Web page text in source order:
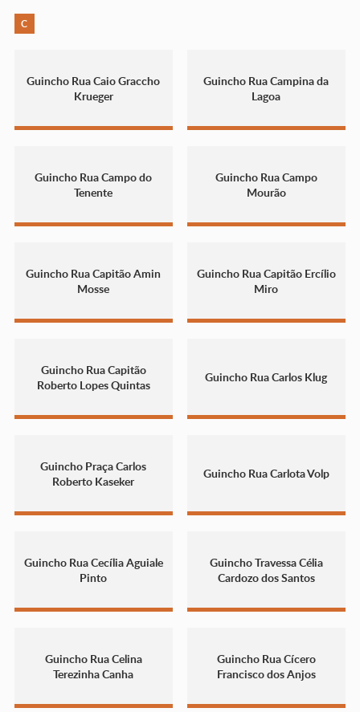
C
Guincho Rua Caio Graccho
Krueger
Guincho Rua Campina da
Lagoa
Guincho Rua Campo do
Tenente
Guincho Rua Campo
Mourão
Guincho Rua Capitão Amin
Mosse
Guincho Rua Capitão Ercílio
Miro
Guincho Rua Capitão
Roberto Lopes Quintas
Guincho Rua Carlos Klug
Guincho Praça Carlos
Roberto Kaseker
Guincho Rua Carlota Volp
Guincho Rua Cecília Aguiale
Pinto
Guincho Travessa Célia
Cardozo dos Santos
Guincho Rua Celina
Terezinha Canha
Guincho Rua Cícero
Francisco dos Anjos